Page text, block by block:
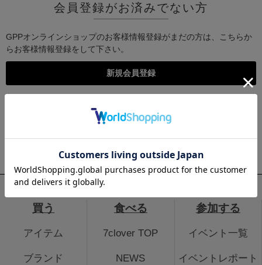
会員登録がお済みでない方
GPPオンラインショップのお客様情報登録がまだの方は、こちらか
らお客様情報登録をして下さい。
こちらは個人様向けのページとなります。法人のお客様のログイ
法人のお客さまはこちら
買う
アイテム
ブランド
食べる
7clover TOP
NEWS
参加する
イベント一覧
イベントレポート